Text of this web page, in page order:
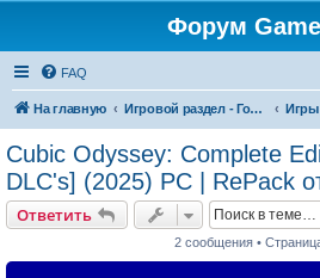
Форум
FAQ
На главную Игровой раздел - Готовые игры и игровые разработки Игры
Cubic Odyssey: Complete
DLC's] (2025) PC | RePack
Ответить
2 сообщения •